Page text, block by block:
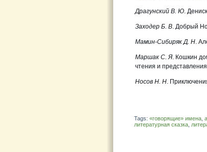
Драгунский В. Ю.
Заходер Б. В. Добрый
Мамин-Сибиряк Д. Н.
Маршак С. Я. Кошкин
чтения и
Носов Н. Н.
Tags: «говорящие» имена
литературная сказка